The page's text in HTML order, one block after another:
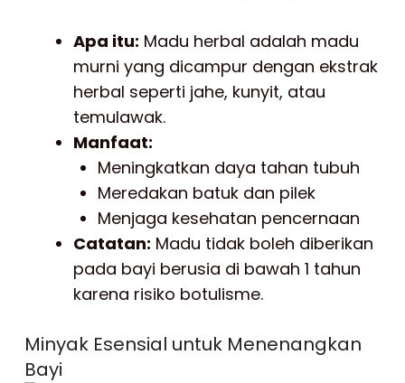
Apa itu: Madu herbal adalah madu
murni yang dicampur dengan ekstrak
herbal seperti jahe, kunyit, atau
temulawak.
Manfaat:
Meningkatkan daya tahan tubuh
Meredakan batuk dan pilek
Menjaga kesehatan pencernaan
Catatan: Madu tidak boleh diberikan
pada bayi berusia di bawah 1 tahun
karena risiko botulisme.
Minyak Esensial untuk Menenangkan
Bayi